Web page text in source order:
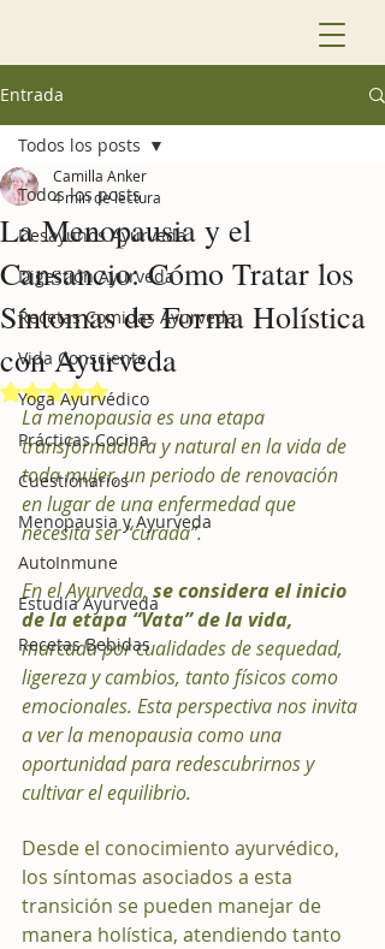
Entrada
Todos los posts
Desayunos Ayurveda
Digestión Ayurveda
Recetas Comidas Ayurveda
Vida Consciente
Yoga Ayurvédico
Prácticas Cocina
Cuestionarios
Menopausia y Ayurveda
AutoInmune
Estudia Ayurveda
Recetas Bebidas
Todos los posts
La Menopausia y el
Cansancio: Cómo Tratar los
Síntomas de Forma Holística
con Ayurveda
Camilla Anker
4 min de lectura
Obtuvo NaN de 5 estrellas.
La menopausia es una etapa
transformadora y natural en la vida de
toda mujer, un periodo de renovación
en lugar de una enfermedad que
necesita ser “curada”.
En el Ayurveda, se considera el inicio
de la etapa “Vata” de la vida,
marcada por cualidades de sequedad,
ligereza y cambios, tanto físicos como
emocionales. Esta perspectiva nos invita
a ver la menopausia como una
oportunidad para redescubrirnos y
cultivar el equilibrio.
Desde el conocimiento ayurvédico,
los síntomas asociados a esta
transición se pueden manejar de
manera holística, atendiendo tanto